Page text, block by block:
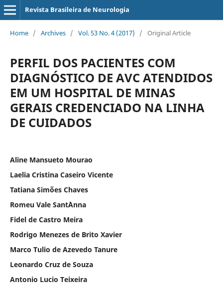
Revista Brasileira de Neurologia
Home / Archives / Vol. 53 No. 4 (2017) / Original Article
PERFIL DOS PACIENTES COM
DIAGNÓSTICO DE AVC ATENDIDOS
EM UM HOSPITAL DE MINAS
GERAIS CREDENCIADO NA LINHA
DE CUIDADOS
Aline Mansueto Mourao
Laelia Cristina Caseiro Vicente
Tatiana Simões Chaves
Romeu Vale Sant`Anna
Fidel de Castro Meira
Rodrigo Menezes de Brito Xavier
Marco Tulio de Azevedo Tanure
Leonardo Cruz de Souza
Antonio Lucio Teixeira